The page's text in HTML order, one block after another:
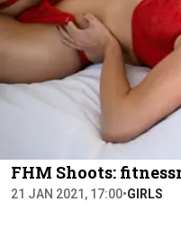
FHM Shoots:
21 JAN 2021, 17:00•GIRLS